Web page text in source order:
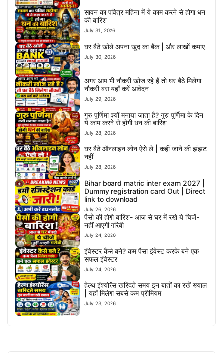
सावन का पवित्र महिना में ये काम करने से होगा धन
की बारिश
July 31, 2026
घर बैठे खोले अपना खुद का बैंक | और लाखों कमाए
July 30, 2026
अगर आप भी नौकरी खोज रहे हैं तो घर बैठे मिलेगा
नौकरी बस यहाँ करें आवेदन
July 29, 2026
गुरु पुर्णिमा क्यों मनाया जाता है? गुरु पुर्णिमा के दिन
ये काम करने से होगी धन की बारिश
July 28, 2026
घर बैठे ऑनलाइन लोन ऐसे ले | कहीं जाने की झंझट
नहीं
July 28, 2026
Bihar board matric inter exam 2027 |
Dummy registration card Out | Direct
link to download
July 26, 2026
पैसो की होगी बारिश- आज से घर में रखे ये चिजें-
नहीं आएगी गरिबी
July 24, 2026
इंवेस्टर कैसे बने? कम पैसा इंवेस्ट करके बने एक
सफल इंवेस्टर
July 24, 2026
हेल्थ इंश्योरेंस खरिदते समय इन बातों का रखें ख्याल
| यहाँ मिलेगा सबसे कम प्रीमियम
July 23, 2026